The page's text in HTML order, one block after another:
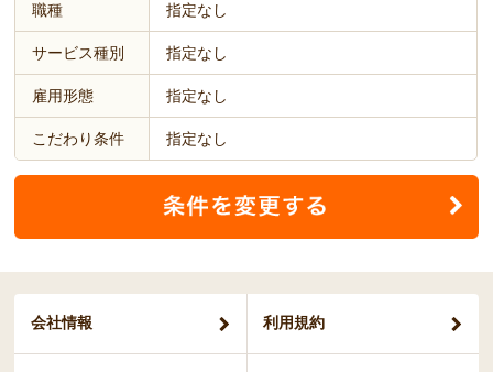
職種 指定なし
サービス種別 指定なし
雇用形態 指定なし
こだわり条件 指定なし
会社情報 利用規約